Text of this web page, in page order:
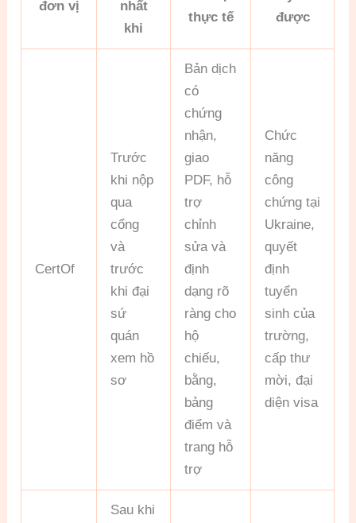
đơn vị
nhất
khi
thực tế
được
CertOf
Trước
khi nộp
qua
cổng
và
trước
khi đại
sứ
quán
xem hồ
sơ
Bản dịch
có
chứng
nhận,
giao
PDF, hỗ
trợ
chỉnh
sửa và
định
dạng rõ
ràng cho
hộ
chiếu,
bằng,
bảng
điểm và
trang hỗ
trợ
Chức
năng
công
chứng tại
Ukraine,
quyết
định
tuyển
sinh của
trường,
cấp thư
mời, đại
diện visa
Sau khi